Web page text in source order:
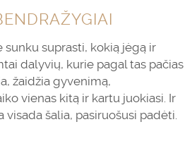
suprasti, kokią jėgą ir
dalyvių, kurie pagal tas pačias
žaidžia gyvenimą,
vienas kitą ir kartu juokiasi. Ir
šalia, pasiruošusi padėti.